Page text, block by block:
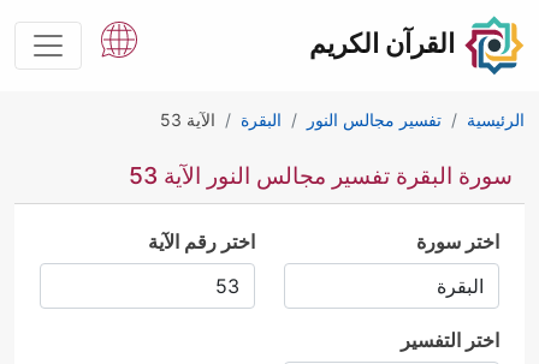
القرآن الكريم
الرئيسية تفسير مجالس النور البقرة الآية 53
سورة البقرة تفسير مجالس النور الآية 53
اختر سورة اختر رقم الآية
اختر التفسير